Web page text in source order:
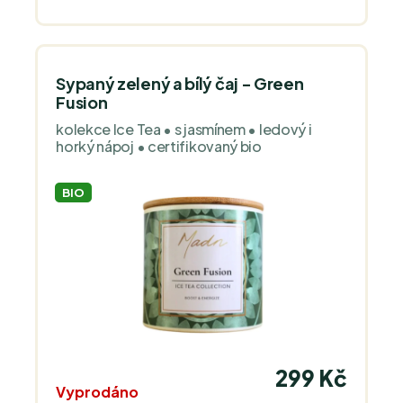
Sypaný zelený a bílý čaj - Green
Fusion
kolekce Ice Tea • s jasmínem • ledový i
horký nápoj • certifikovaný bio
BIO
Vyprodáno
299 Kč